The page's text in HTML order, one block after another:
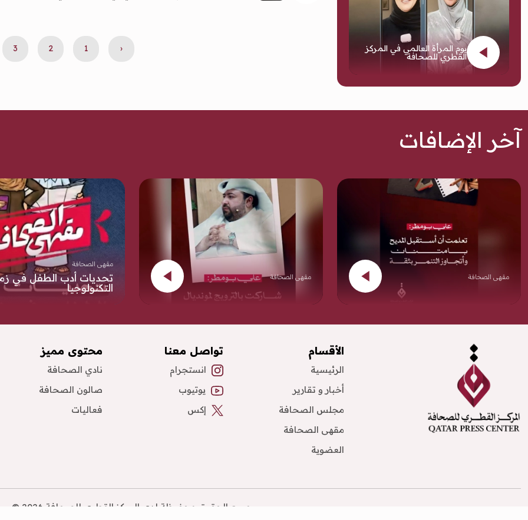
يوم المرأة العالمي في المركز
القطري للصحافة
‹
1
2
3
آخر الإضافات
مقهى الصحافة
تحديات أدب الطفل في
التكنولوجيا
مقهى الصحافة مقهى الصحافة
الأقسام
الرئيسية
أخبار و تقارير
مجلس الصحافة
مقهى الصحافة
العضوية
تواصل معنا
انستجرام
يوتيوب
إكس
محتوى مميز
نادي الصحافة
صالون الصحافة
فعاليات
جميع الحقوق محفوظة لدى المركز القطري للصحافة 2026 ©